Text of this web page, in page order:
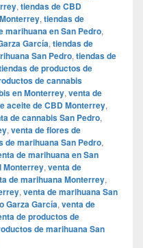
, tiendas de CBD
, tiendas de
marihuana en San Pedro,
García, tiendas de
San Pedro, tiendas de
de productos de
de cannabis
en Monterrey, venta de
aceite de CBD Monterrey,
de cannabis San Pedro,
, venta de flores de
de marihuana San Pedro,
de marihuana en San
Monterrey, venta de
de marihuana Monterrey,
, venta de marihuana San
Garza García, venta de
de productos de
de marihuana San